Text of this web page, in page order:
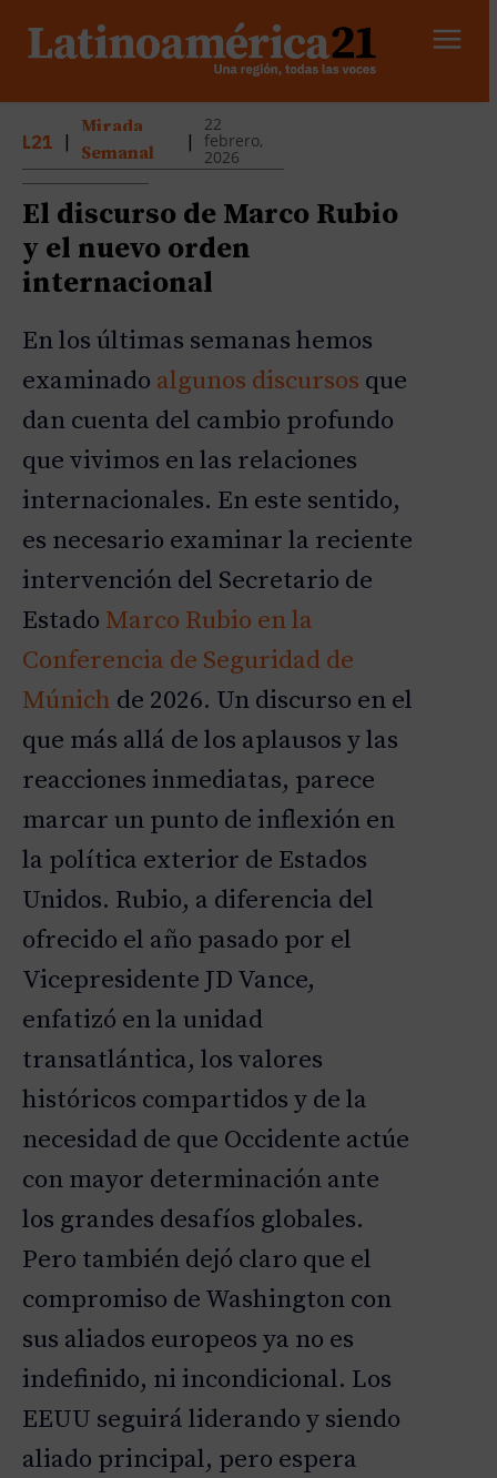
L21 |
Mirada
Semanal
|
22
febrero,
2026
El discurso de Marco Rubio
y el nuevo orden
internacional
En los últimas semanas hemos
examinado algunos discursos que
dan cuenta del cambio profundo
que vivimos en las relaciones
internacionales. En este sentido,
es necesario examinar la reciente
intervención del Secretario de
Estado Marco Rubio en la
Conferencia de Seguridad de
Múnich de 2026. Un discurso en el
que más allá de los aplausos y las
reacciones inmediatas, parece
marcar un punto de inflexión en
la política exterior de Estados
Unidos. Rubio, a diferencia del
ofrecido el año pasado por el
Vicepresidente JD Vance,
enfatizó en la unidad
transatlántica, los valores
históricos compartidos y de la
necesidad de que Occidente actúe
con mayor determinación ante
los grandes desafíos globales.
Pero también dejó claro que el
compromiso de Washington con
sus aliados europeos ya no es
indefinido, ni incondicional. Los
EEUU seguirá liderando y siendo
aliado principal, pero espera